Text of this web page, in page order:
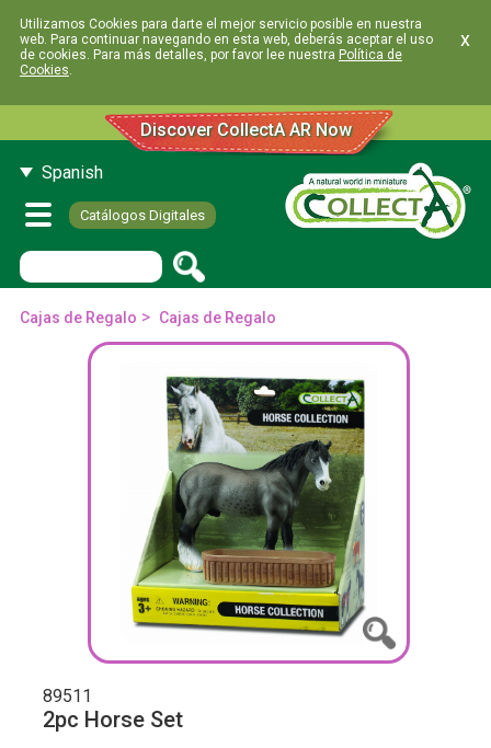
Utilizamos Cookies para darte el mejor servicio posible en nuestra
web. Para continuar navegando en esta web, deberás aceptar el uso
de cookies. Para más detalles, por favor lee nuestra Política de
Cookies.
x
Discover CollectA AR Now
Spanish
Catálogos Digitales
Cajas de Regalo > Cajas de Regalo
89511
2pc Horse Set